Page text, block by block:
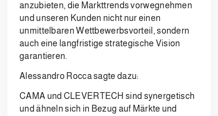
anzubieten, die Markttrends vorwegnehmen
und unseren Kunden nicht nur einen
unmittelbaren Wettbewerbsvorteil, sondern
auch eine langfristige strategische Vision
garantieren.
Alessandro Rocca sagte dazu:
CAMA und CLEVERTECH sind synergetisch
und ähneln sich in Bezug auf Märkte und